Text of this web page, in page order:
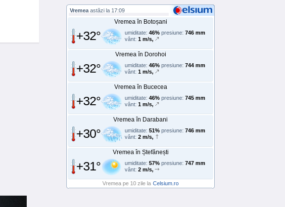
Vremea astăzi la 17:09
Vremea în Botoșani
+32° umiditate: 46% presiune: 746 mm
vânt: 1 m/s,
Vremea în Dorohoi
+32° umiditate: 46% presiune: 744 mm
vânt: 1 m/s,
Vremea în Bucecea
+32° umiditate: 46% presiune: 745 mm
vânt: 1 m/s,
Vremea în Darabani
+30° umiditate: 51% presiune: 746 mm
vânt: 2 m/s,
Vremea în Ștefănești
+31° umiditate: 57% presiune: 747 mm
vânt: 2 m/s,
Vremea pe 10 zile la Celsium.ro